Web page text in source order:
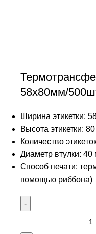
58х80мм/
Ширина этикетки:
Высота этикетки:
Количество
Диаметр втулки: 40
Способ печати:
помощью риббона)